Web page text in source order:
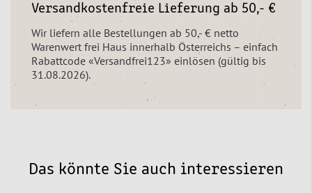
Versandkostenfreie Lieferung ab 50,- €
Wir liefern alle Bestellungen ab 50,- € netto
Warenwert frei Haus innerhalb Österreichs – einfach
Rabattcode «Versandfrei123» einlösen (gültig bis
31.08.2026).
Das könnte Sie auch interessieren